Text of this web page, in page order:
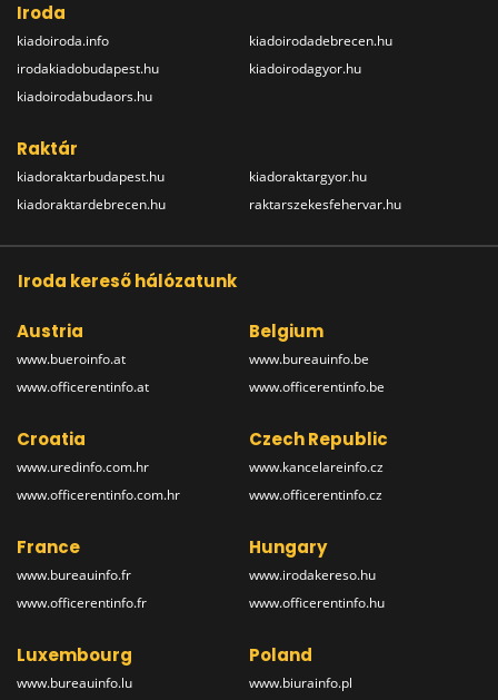
Iroda
kiadoiroda.info
irodakiadobudapest.hu
kiadoirodabudaors.hu
kiadoirodadebrecen.hu
kiadoirodagyor.hu
Raktár
kiadoraktarbudapest.hu
kiadoraktardebrecen.hu
kiadoraktargyor.hu
raktarszekesfehervar.hu
Iroda kereső hálózatunk
Austria
www.bueroinfo.at
www.officerentinfo.at
Belgium
www.bureauinfo.be
www.officerentinfo.be
Croatia
www.uredinfo.com.hr
www.officerentinfo.com.hr
Czech Republic
www.kancelareinfo.cz
www.officerentinfo.cz
France
www.bureauinfo.fr
www.officerentinfo.fr
Hungary
www.irodakereso.hu
www.officerentinfo.hu
Luxembourg
www.bureauinfo.lu
Poland
www.biurainfo.pl